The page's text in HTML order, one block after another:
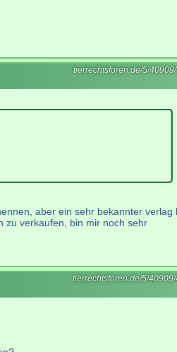
tierrechtsforen.de/5/
aber ein sehr bekannter verlag
zu verkaufen, bin mir noch sehr
tierrechtsforen.de/5/